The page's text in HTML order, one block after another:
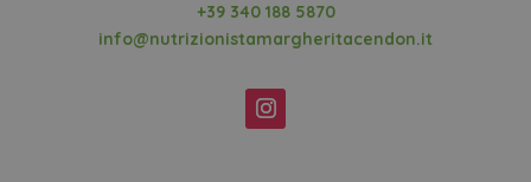
+39 340 188 5870
info@nutrizionistamargheritacendon.it